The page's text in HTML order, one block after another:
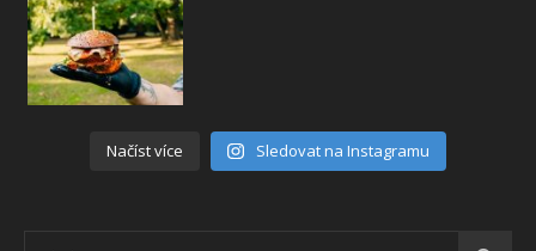
Načíst více Sledovat na Instagramu